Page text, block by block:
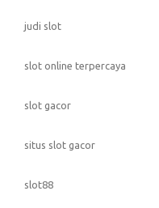
judi slot
slot online terpercaya
slot gacor
situs slot gacor
slot88